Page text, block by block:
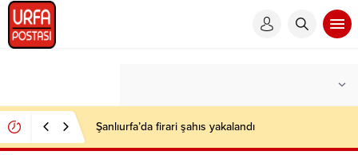
Şanlıurfa’da firari şahıs yakalandı